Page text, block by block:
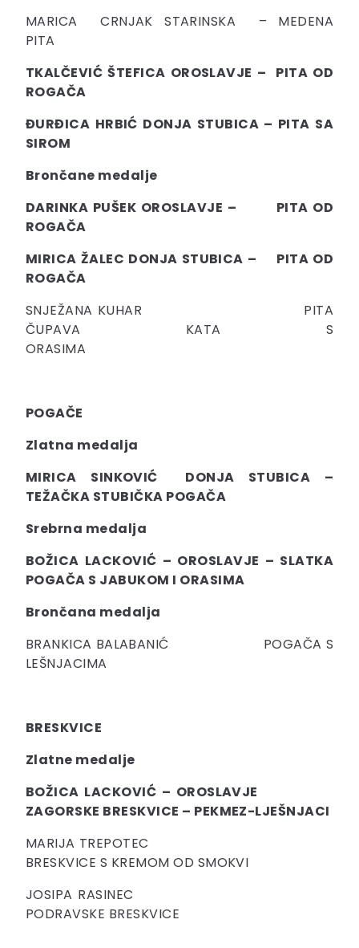
MARICA CRNJAK STARINSKA – MEDENA
PITA
TKALČEVIĆ ŠTEFICA OROSLAVJE – PITA OD
ROGAČA
ĐURĐICA HRBIĆ DONJA STUBICA – PITA SA
SIROM
Brončane medalje
DARINKA PUŠEK OROSLAVJE – PITA OD
ROGAČA
MIRICA ŽALEC DONJA STUBICA – PITA OD
ROGAČA
SNJEŽANA KUHAR PITA
ČUPAVA KATA S
ORASIMA
POGAČE
Zlatna medalja
MIRICA SINKOVIĆ DONJA STUBICA –
TEŽAČKA STUBIČKA POGAČA
Srebrna medalja
BOŽICA LACKOVIĆ – OROSLAVJE – SLATKA
POGAČA S JABUKOM I ORASIMA
Brončana medalja
BRANKICA BALABANIĆ POGAČA S
LEŠNJACIMA
BRESKVICE
Zlatne medalje
BOŽICA LACKOVIĆ – OROSLAVJE
ZAGORSKE BRESKVICE – PEKMEZ-LJEŠNJACI
MARIJA TREPOTEC
BRESKVICE S KREMOM OD SMOKVI
JOSIPA RASINEC
PODRAVSKE BRESKVICE